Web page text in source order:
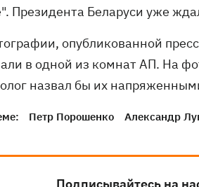
Президента Беларуси уже
опубликованной
в одной из комнат АП. На
назвал бы их
Петр Порошенко Александр